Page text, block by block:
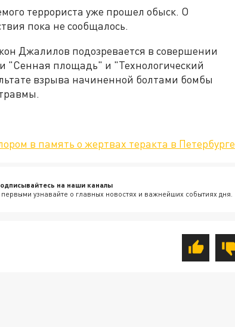
террориста уже прошел обыск. О
пока не сообщалось.
Джалилов подозревается в совершении
"Сенная площадь" и "Технологический
взрыва начиненной болтами бомбы
в память о жертвах теракта в Петербурге
на наши каналы
первыми узнавайте о главных новостях и важнейших событиях дня.